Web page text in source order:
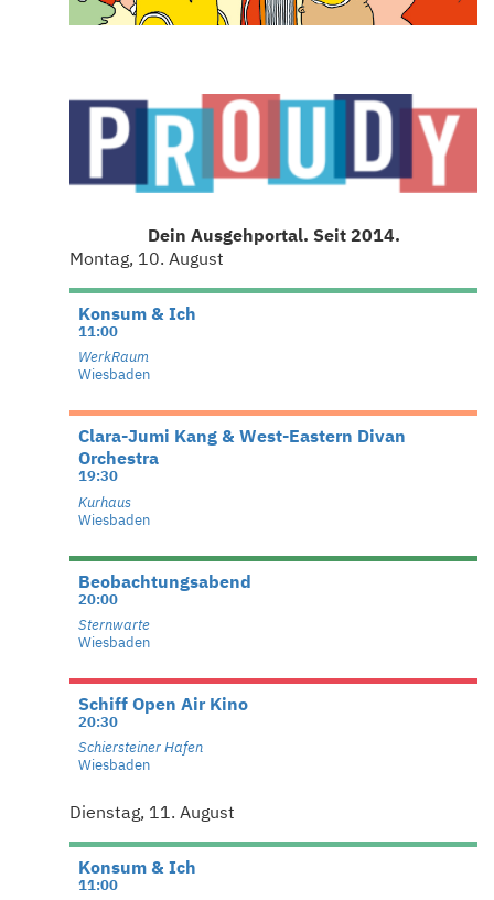
Dein Ausgehportal. Seit 2014.
Montag, 10. August
Konsum & Ich
11:00
WerkRaum
Wiesbaden
Clara-Jumi Kang & West-Eastern Divan
Orchestra
19:30
Kurhaus
Wiesbaden
Beobachtungsabend
20:00
Sternwarte
Wiesbaden
Schiff Open Air Kino
20:30
Schiersteiner Hafen
Wiesbaden
Dienstag, 11. August
Konsum & Ich
11:00